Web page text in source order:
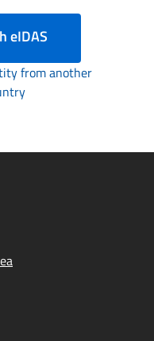
eIDAS
from another